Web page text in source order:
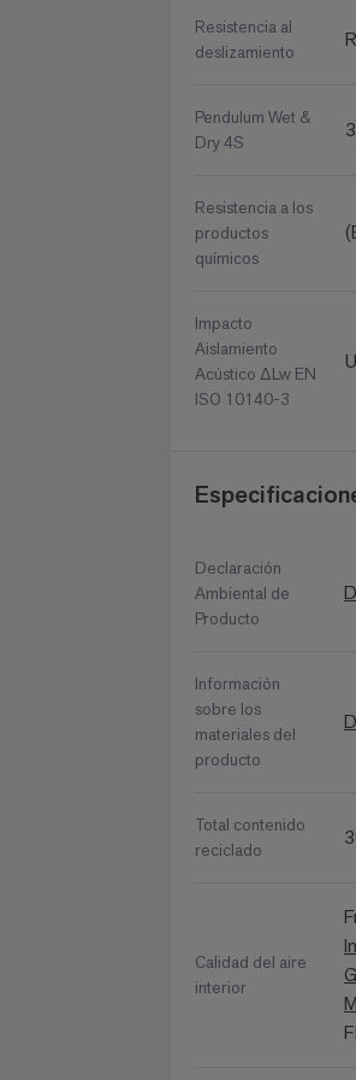
Resistencia al
deslizamiento
Pendulum Wet &
Dry 4S
Resistencia a los
productos
químicos
Impacto
Aislamiento
Acústico ΔLw EN
ISO 10140-3
Declaración
Ambiental de
Producto
Información
sobre los
materiales del
producto
Total contenido
reciclado
Calidad del aire
interior